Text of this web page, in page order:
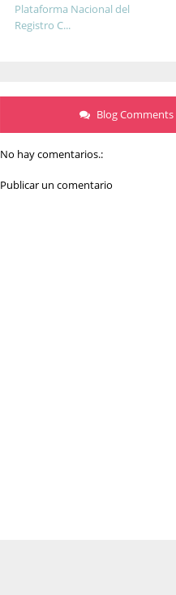
Plataforma Nacional del
Registro C...
Blog Comments
No hay comentarios.:
Publicar un comentario